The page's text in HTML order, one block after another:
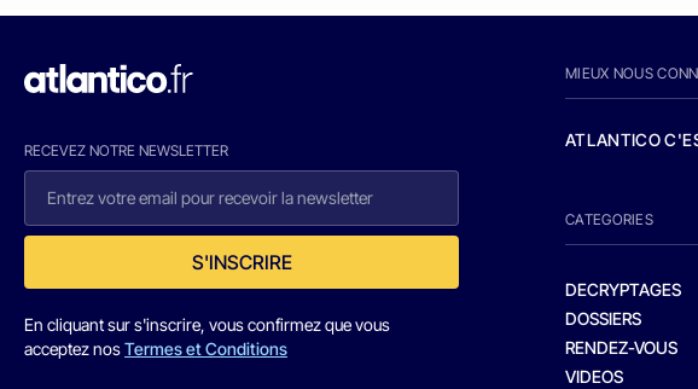
RECEVEZ NOTRE NEWSLETTER
S'INSCRIRE
En cliquant sur s'inscrire, vous confirmez que vous
acceptez nosTermes et Conditions
MIEUX NOUS
ATLANTICO
CATEGORIES
DECRYPTAGES
DOSSIERS
RENDEZ-VOUS
VIDEOS